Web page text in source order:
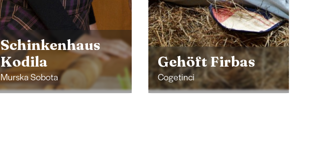
Schinkenhaus
Kodila
Murska Sobota
Gehöft Firbas
Cogetinci